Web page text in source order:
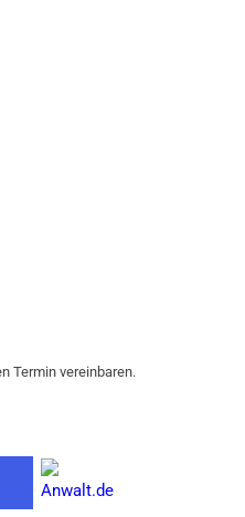
Termin vereinbaren.